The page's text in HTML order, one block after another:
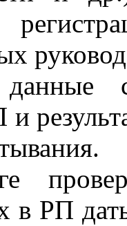
данные
в РП